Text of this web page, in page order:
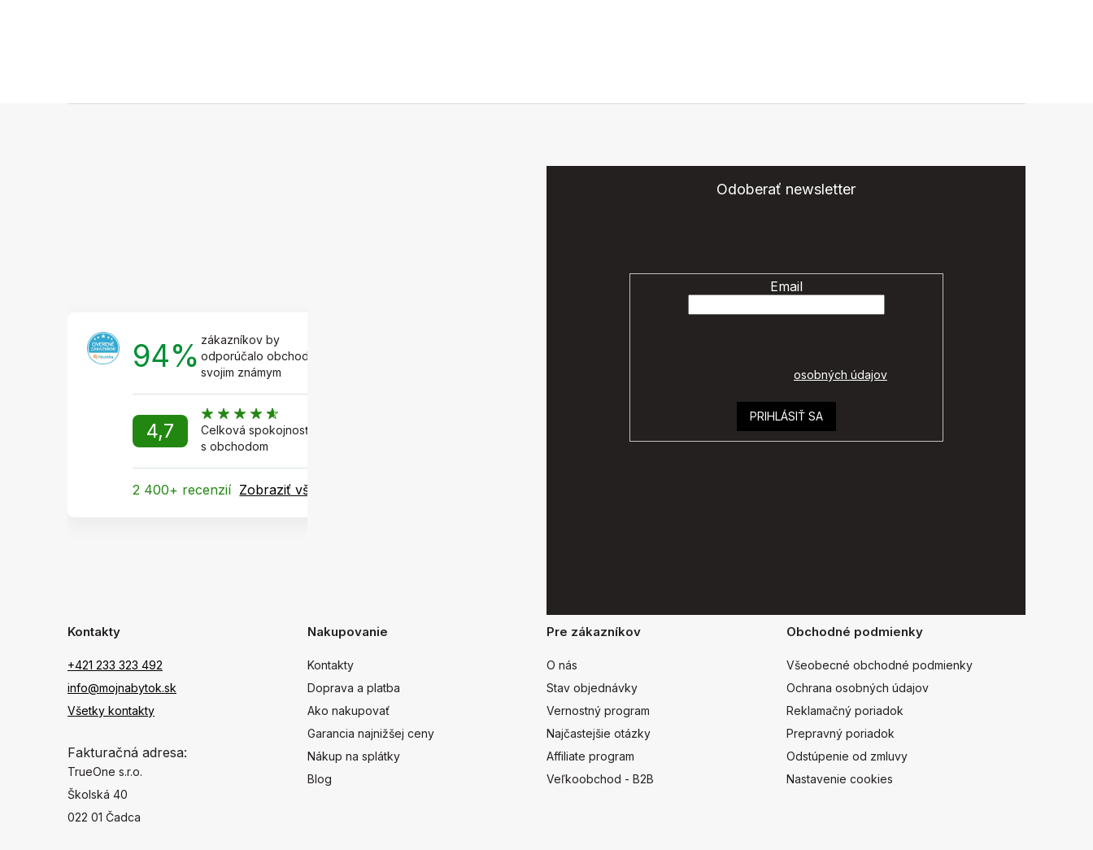
94% zákazníkov by
odporúčalo obchod
svojim známym
4,7
Celková spokojnosť
s obchodom
2 400+ recenzií Zobraziť všetky
Odoberať newsletter
Email
osobných údajov
PRIHLÁSIŤ SA
Kontakty
+421 233 323 492
info@mojnabytok.sk
Všetky kontakty
Fakturačná adresa:
TrueOne s.r.o.
Školská 40
022 01 Čadca
Nakupovanie
Kontakty
Doprava a platba
Ako nakupovať
Garancia najnižšej ceny
Nákup na splátky
Blog
Pre zákazníkov
O nás
Stav objednávky
Vernostný program
Najčastejšie otázky
Affiliate program
Veľkoobchod - B2B
Obchodné podmienky
Všeobecné obchodné podmienky
Ochrana osobných údajov
Reklamačný poriadok
Prepravný poriadok
Odstúpenie od zmluvy
Nastavenie cookies